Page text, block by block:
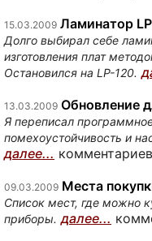
15.03.2009 Ламинатор
Долго выбирал себе
изготовления плат
Остановился на LP-120.
13.03.2009 Обновление
Я переписал
помехоустойчивость и
далее...
09.03.2009 Места
Список мест, где можно
приборы. далее...